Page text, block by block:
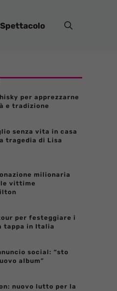
Spettacolo
per apprezzarne
e tradizione
senza vita in casa
tragedia di Lisa
milionaria
vittime
per festeggiare i
tappa in Italia
social: “sto
album”
nuovo lutto per la